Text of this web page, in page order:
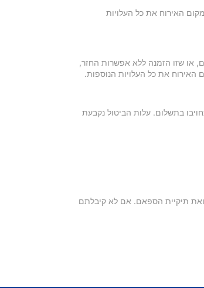
האירוח את כל העלויות
או שזו הזמנה ללא אפשרות החזר,
האירוח את כל העלויות הנוספות.
בתשלום. עלות הביטול נקבעת
תיקיית הספאם. אם לא קיבלתם